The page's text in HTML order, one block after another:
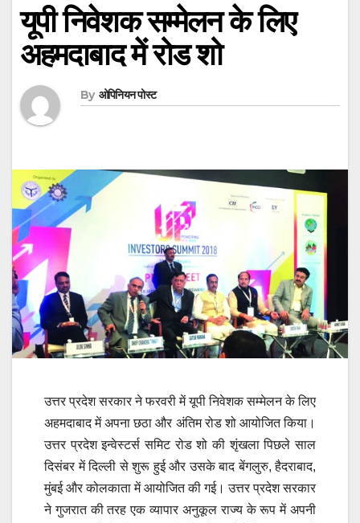
यूपी निवेशक सम्मेलन के लिए
अहमदाबाद में रोड शो
By ओपिनियन पोस्ट
उत्तर प्रदेश सरकार ने फरवरी में यूपी निवेशक सम्मेलन के लिए
अहमदाबाद में अपना छठा और अंतिम रोड शो आयोजित किया।
उत्तर प्रदेश इन्वेस्टर्स समिट रोड शो की शृंखला पिछले साल
दिसंबर में दिल्ली से शुरू हुई और उसके बाद बेंगलुरु, हैदराबाद,
मुंबई और कोलकाता में आयोजित की गई। उत्तर प्रदेश सरकार
ने गुजरात की तरह एक व्यापार अनुकूल राज्य के रूप में अपनी